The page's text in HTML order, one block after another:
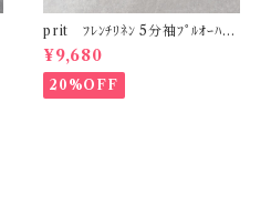
prit ﾌﾚﾝﾁﾘﾈﾝ 5分袖ﾌﾟﾙｵｰﾊﾞｰ
(ｸﾛ) P82643
¥9,680
20%OFF